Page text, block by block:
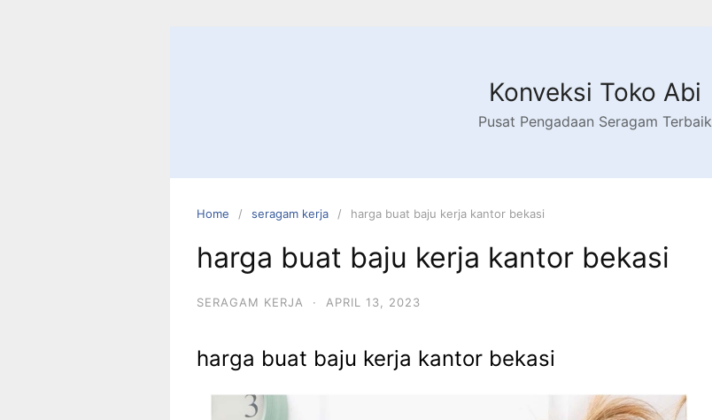
Konveksi Toko Abi
Pusat Pengadaan Seragam Terbaik
Home seragam kerja harga buat baju kerja kantor bekasi
harga buat baju kerja kantor bekasi
SERAGAM KERJA · APRIL 13, 2023
harga buat baju kerja kantor bekasi